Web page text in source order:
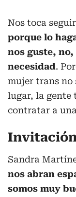
Nos toca
porque lo
nos guste,
necesidad.
mujer trans no
lugar, la gente
contratar a
Sandra
nos abran
somos muy